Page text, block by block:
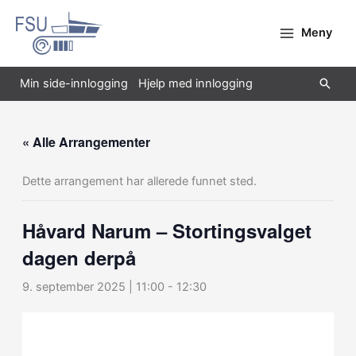
rett
innholdet
Meny
Min side-innlogging Hjelp med innlogging Søk
« Alle Arrangementer
Dette arrangement har allerede funnet sted.
Håvard Narum – Stortingsvalget
dagen derpå
9. september 2025 | 11:00 - 12:30